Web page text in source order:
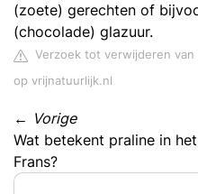
(zoete) gerechten of
(chocolade) glazuur.
Verzoek tot verwijderen van
op vrijnatuurlijk.nl
← Vorige
Wat betekent praline in het
Frans?